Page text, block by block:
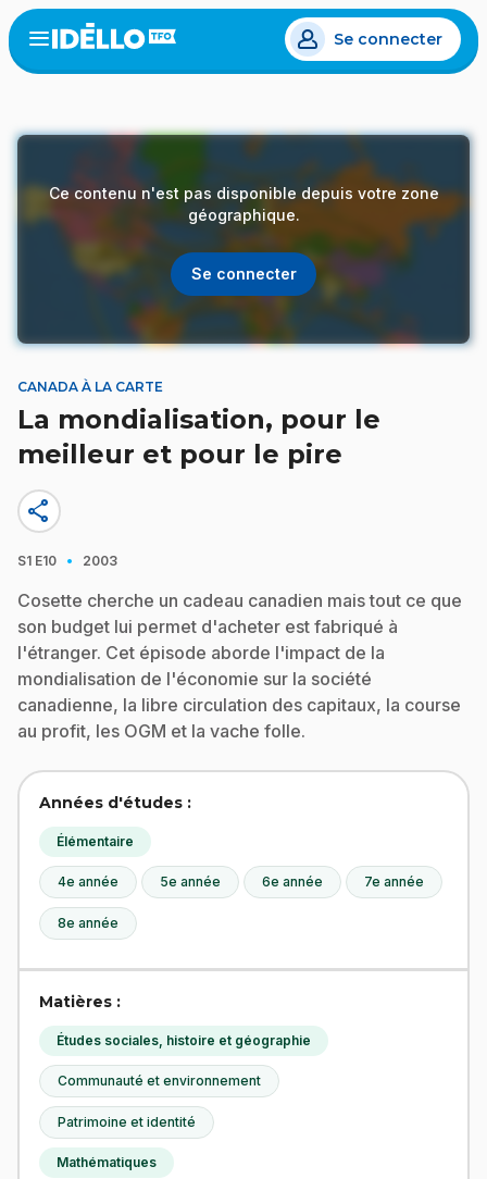
Aller
au
contenu
Open
menu
Se connecter
Ce contenu n'est pas disponible depuis votre zone
géographique.
Se connecter
CANADA À LA CARTE
La mondialisation, pour le
meilleur et pour le pire
share
S1 E10 · 2003
Cosette cherche un cadeau canadien mais tout ce que
son budget lui permet d'acheter est fabriqué à
l'étranger. Cet épisode aborde l'impact de la
mondialisation de l'économie sur la société
canadienne, la libre circulation des capitaux, la course
au profit, les OGM et la vache folle.
Années d'études :
Élémentaire
4e année 5e année 6e année 7e année
8e année
Matières :
Études sociales, histoire et géographie
Communauté et environnement
Patrimoine et identité
Mathématiques